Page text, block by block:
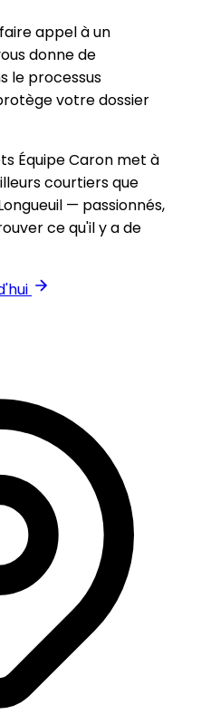
appel à un
donne de
le processus
votre dossier
Équipe Caron met à
courtiers que
— passionnés,
ce qu'il y a de